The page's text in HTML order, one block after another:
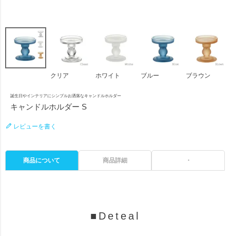
クリア ホワイト ブルー ブラウン
誕生日やインテリアにシンプルお洒落なキャンドルホルダー
キャンドルホルダー S
レビューを書く
商品について
■Deteal
商品詳細 ・